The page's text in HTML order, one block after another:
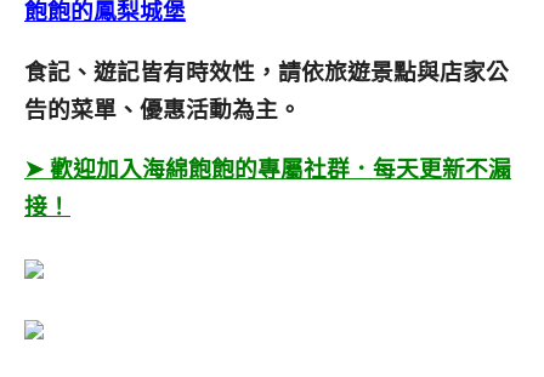
飽飽的鳳梨城堡
食記、遊記皆有時效性，請依旅遊景點與店家公
告的菜單、優惠活動為主。
➤ 歡迎加入海綿飽飽的專屬社群．每天更新不漏
接！